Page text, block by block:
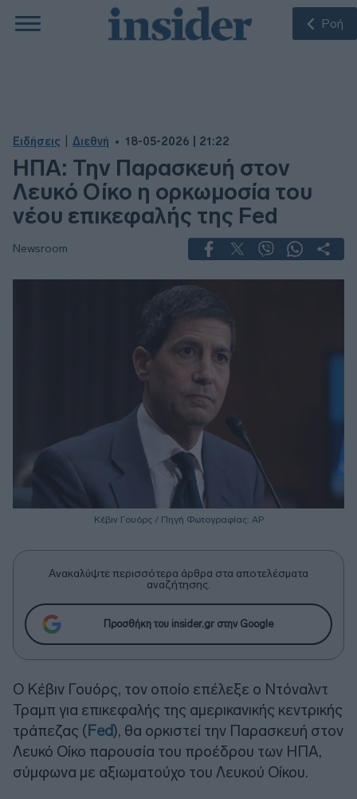
Ροή
Ειδήσεις Διεθνή 18-05-2026 | 21:22
ΗΠΑ: Την Παρασκευή στον
Λευκό Οίκο η ορκωμοσία του
νέου επικεφαλής της Fed
Newsroom
Κέβιν Γουόρς / Πηγή Φωτογραφίας: ΑΡ
Ανακαλύψτε περισσότερα άρθρα στα αποτελέσματα
αναζήτησης.
Προσθήκη του insider.gr στην Google
Ο Κέβιν Γουόρς, τον οποίο επέλεξε ο Ντόναλντ
Τραμπ για επικεφαλής της αμερικανικής κεντρικής
τράπεζας (Fed), θα ορκιστεί την Παρασκευή στον
Λευκό Οίκο παρουσία του προέδρου των ΗΠΑ,
σύμφωνα με αξιωματούχο του Λευκού Οίκου.